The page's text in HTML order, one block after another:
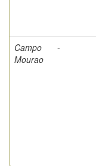
Campo
Mourao
-